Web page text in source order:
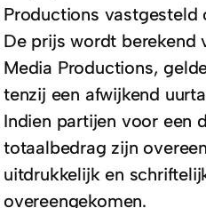
Productions vastgesteld
De prijs wordt berekend
Media Productions,
tenzij een afwijkend
Indien partijen voor een
totaalbedrag zijn
uitdrukkelijk en
overeengekomen.